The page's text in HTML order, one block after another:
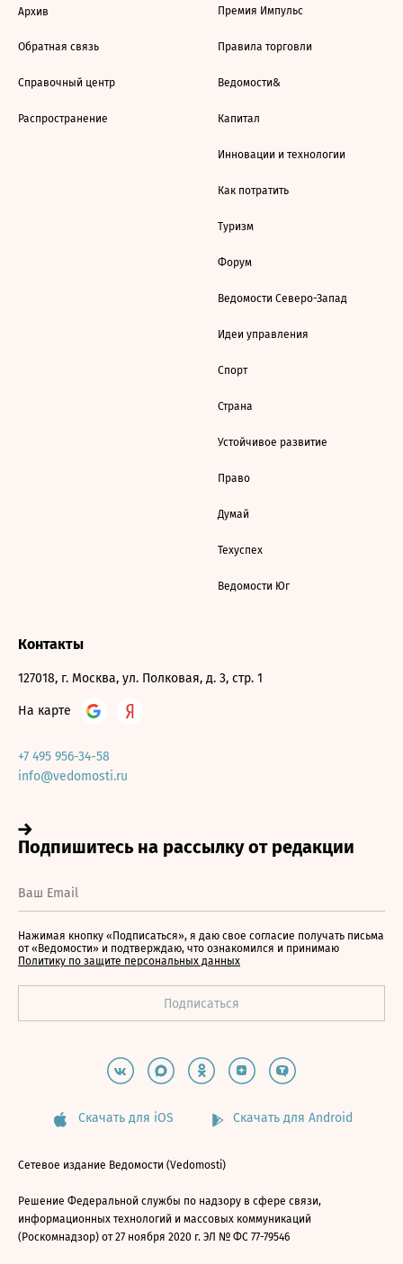
Архив
Обратная связь
Справочный центр
Распространение
Премия Импульс
Правила торговли
Ведомости&
Капитал
Инновации и технологии
Как потратить
Туризм
Форум
Ведомости Северо-Запад
Идеи управления
Спорт
Страна
Устойчивое развитие
Право
Думай
Техуспех
Ведомости Юг
Контакты
127018, г. Москва, ул. Полковая, д. 3, стр. 1
На карте
+7 495 956-34-58
info@vedomosti.ru
Нажимая кнопку «Подписаться», я даю свое согласие получать письма
от «Ведомости» и подтверждаю, что ознакомился и принимаю
Политику по защите персональных данных
Скачать для iOS Скачать для Android
Сетевое издание Ведомости (Vedomosti)
Решение Федеральной службы по надзору в сфере связи,
информационных технологий и массовых коммуникаций
(Роскомнадзор) от 27 ноября 2020 г. ЭЛ № ФС 77-79546